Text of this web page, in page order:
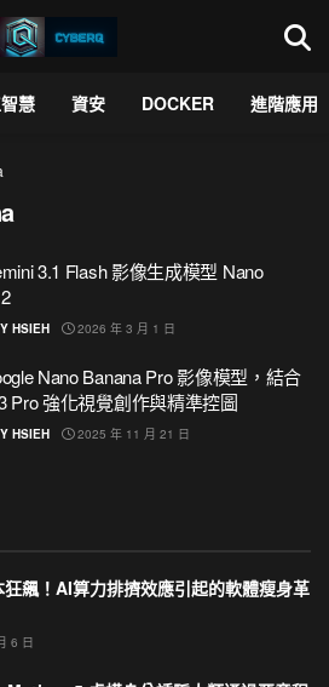
慧 資安 DOCKER 進階應用
3.1 Flash 影像生成模型 Nano
HSIEH 2026 年 3 月 1 日
Nano Banana Pro 影像模型，結合
Pro 強化視覺創作與精準控圖
HSIEH 2025 年 11 月 21 日
飆！AI算力排擠效應引起的軟體瘦身革
6 日